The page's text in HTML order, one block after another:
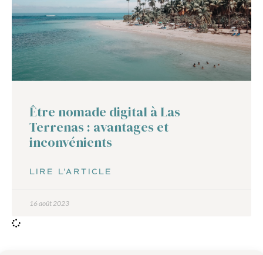
Être nomade digital à Las
Terrenas : avantages et
inconvénients
LIRE L'ARTICLE
16 août 2023